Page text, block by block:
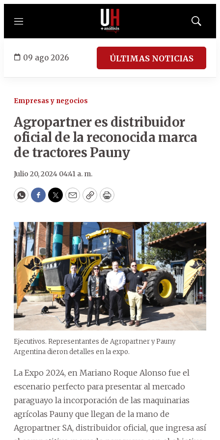
Menú
Mostrar
09 ago 2026 ÚLTIMAS NOTICIAS
Empresas y negocios
Agropartner es distribuidor
oficial de la reconocida marca
de tractores Pauny
Julio 20, 2024 04:41 a. m.
WhatsApp
Facebook
Twitter
EmailCopyPrint
Ejecutivos. Representantes de Agropartner y Pauny
Argentina dieron detalles en la expo.
La Expo 2024, en Mariano Roque Alonso fue el
escenario perfecto para presentar al mercado
paraguayo la incorporación de las maquinarias
agrícolas Pauny que llegan de la mano de
Agropartner SA, distribuidor oficial, que ingresa así